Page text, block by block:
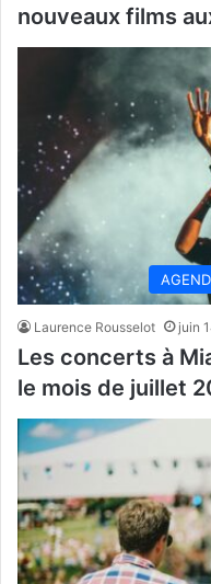
nouveaux films
Laurence Rousselot juin
Les concerts à
le mois de juillet